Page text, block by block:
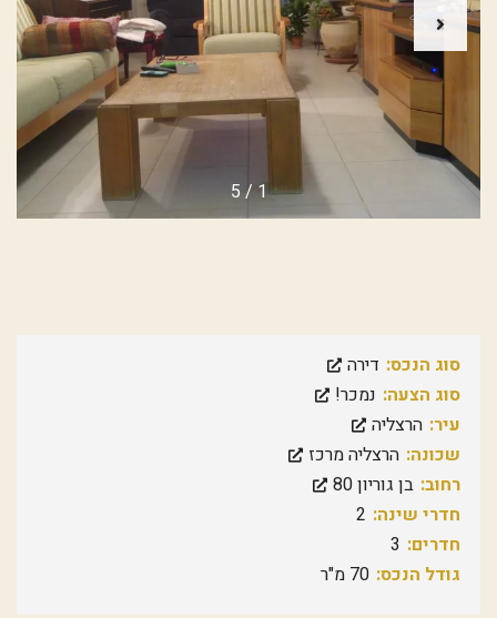
1
/
5
סוג הנכס: דירה
סוג הצעה: נמכר!
עיר: הרצליה
שכונה: הרצליה מרכז
רחוב: בן גוריון 80
חדרי שינה: 2
חדרים: 3
גודל הנכס: 70 מ"ר